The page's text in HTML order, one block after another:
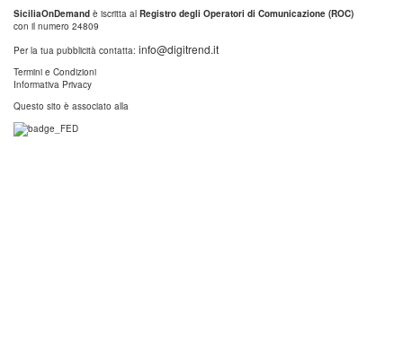
SiciliaOnDemand è iscritta al Registro degli Operatori di Comunicazione (ROC)
con il numero 24809
Per la tua pubblicità contatta: info@digitrend.it
Termini e Condizioni
Informativa Privacy
Questo sito è associato alla